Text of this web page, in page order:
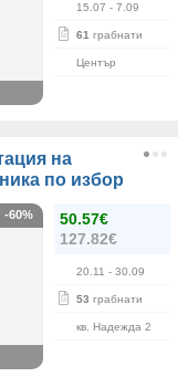
15.07 - 7.09
61 грабнати
Център
на
по избор
50.57€
127.82€
20.11 - 30.09
53 грабнати
кв. Надежда 2
-60%